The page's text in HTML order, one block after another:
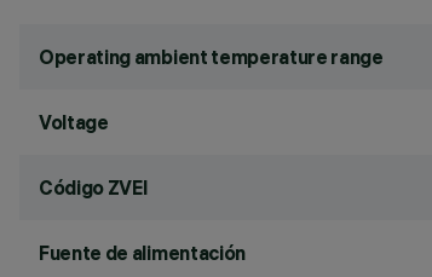
Operating ambient temperature range
Voltage
Código ZVEI
Fuente de alimentación